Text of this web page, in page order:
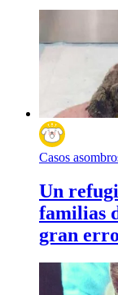
Casos
Un
familias
gran